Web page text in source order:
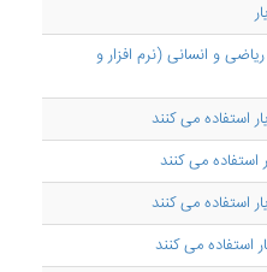
و انسانی (نرم افزار و
استفاده می کنند
استفاده می کنند
استفاده می کنند
استفاده می کنند